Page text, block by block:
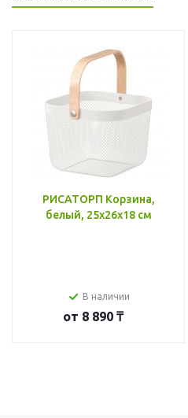
РИСАТОРП Корзина,
белый, 25x26x18 см
В наличии
от 8 890 ₸